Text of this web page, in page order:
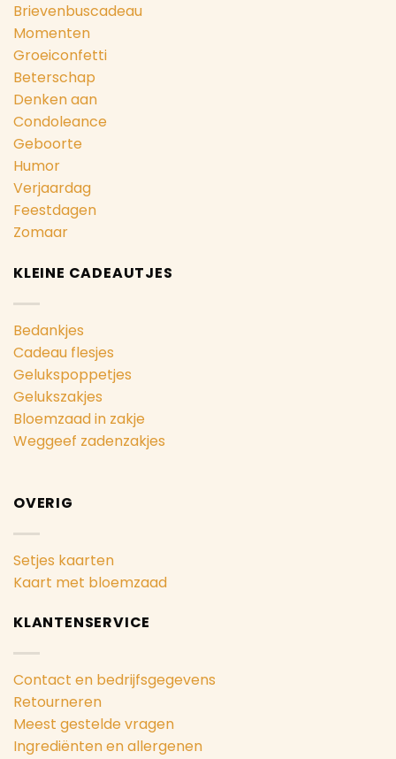
Brievenbuscadeau
Momenten
Groeiconfetti
Beterschap
Denken aan
Condoleance
Geboorte
Humor
Verjaardag
Feestdagen
Zomaar
KLEINE CADEAUTJES
Bedankjes
Cadeau flesjes
Gelukspoppetjes
Gelukszakjes
Bloemzaad in zakje
Weggeef zadenzakjes
OVERIG
Setjes kaarten
Kaart met bloemzaad
KLANTENSERVICE
Contact en bedrijfsgegevens
Retourneren
Meest gestelde vragen
Ingrediënten en allergenen